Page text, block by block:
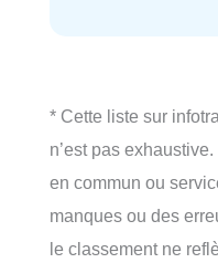
* Cette liste sur
n’est pas
en commun ou
manques ou des
le classement ne